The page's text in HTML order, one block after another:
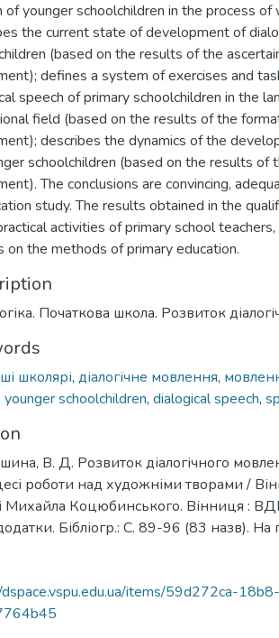
of younger schoolchildren in the process of
the current state of development of
(based on the results of the
defines a system of exercises and
speech of primary schoolchildren in the
field (based on the results of the
describes the dynamics of the
schoolchildren (based on the results of
The conclusions are convincing,
study. The results obtained in the
activities of primary school
on the methods of primary education.
Початкова школа. Розвиток
школярі, діалогічне мовлення,
younger schoolchildren, dialogical speech,
В. Д. Розвиток діалогічного
роботи над художніми творами /
Михайла Коцюбинського. Вінниця :
Бібліогр.: С. 89-96 (83 назв). На
items/59d272ca-